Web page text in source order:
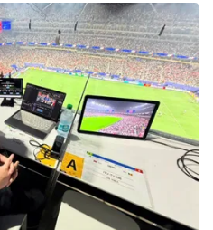
thức nếu không có sự chấp
VTV.vn khi phát hành lại